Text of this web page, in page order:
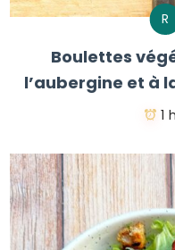
R
Boulettes
l’aubergine et à
1